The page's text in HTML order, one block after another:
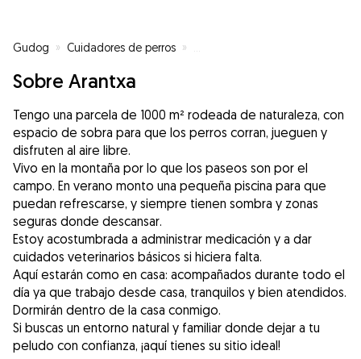
Gudog » Cuidadores de perros »
Sobre Arantxa
Tengo una parcela de 1000 m² rodeada de naturaleza, con
espacio de sobra para que los perros corran, jueguen y
disfruten al aire libre.
Vivo en la montaña por lo que los paseos son por el
campo. En verano monto una pequeña piscina para que
puedan refrescarse, y siempre tienen sombra y zonas
seguras donde descansar.
Estoy acostumbrada a administrar medicación y a dar
cuidados veterinarios básicos si hiciera falta.
Aquí estarán como en casa: acompañados durante todo el
día ya que trabajo desde casa, tranquilos y bien atendidos.
Dormirán dentro de la casa conmigo.
Si buscas un entorno natural y familiar donde dejar a tu
peludo con confianza, ¡aquí tienes su sitio ideal!